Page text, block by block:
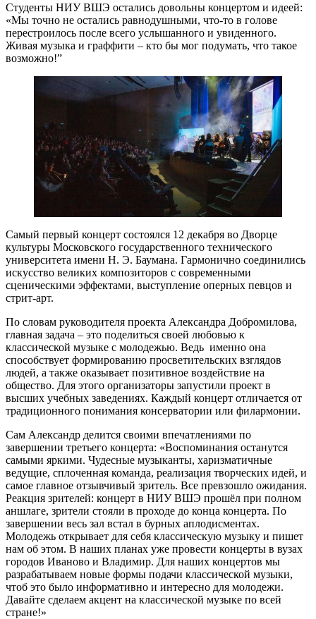
Студенты НИУ ВШЭ остались довольны концертом и идеей:
«Мы точно не остались равнодушными, что-то в голове
перестроилось после всего услышанного и увиденного.
Живая музыка и граффити – кто бы мог подумать, что такое
возможно!”
Самый первый концерт состоялся 12 декабря во Дворце
культуры Московского государственного технического
университета имени Н. Э. Баумана. Гармонично соединились
искусство великих композиторов с современными
сценическими эффектами, выступление оперных певцов и
стрит-арт.
По словам руководителя проекта Александра Добромилова,
главная задача – это поделиться своей любовью к
классической музыке с молодежью. Ведь именно она
способствует формированию просветительских взглядов
людей, а также оказывает позитивное воздействие на
общество. Для этого организаторы запустили проект в
высших учебных заведениях. Каждый концерт отличается от
традиционного понимания консерватории или филармонии.
Сам Александр делится своими впечатлениями по
завершении третьего концерта: «Воспоминания останутся
самыми яркими. Чудесные музыканты, харизматичные
ведущие, сплоченная команда, реализация творческих идей, и
самое главное отзывчивый зритель. Все превзошло ожидания.
Реакция зрителей: концерт в НИУ ВШЭ прошёл при полном
аншлаге, зрители стояли в проходе до конца концерта. По
завершении весь зал встал в бурных аплодисментах.
Молодежь открывает для себя классическую музыку и пишет
нам об этом. В наших планах уже провести концерты в вузах
городов Иваново и Владимир. Для наших концертов мы
разрабатываем новые формы подачи классической музыки,
чтоб это было информативно и интересно для молодежи.
Давайте сделаем акцент на классической музыке по всей
стране!»